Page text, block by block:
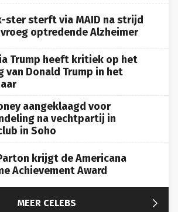
ster sterft via MAID na strijd
optredende Alzheimer
Trump heeft kritiek op het
van Donald Trump in het
aangeklaagd voor
na vechtpartij in
in Soho
krijgt de Americana
Achievement Award
MEER CELEBS 